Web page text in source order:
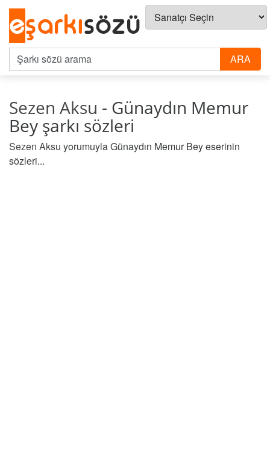
Sezen Aksu - Günaydın Memur
Bey şarkı sözleri
Sezen Aksu yorumuyla Günaydın Memur Bey eserinin
sözleri...